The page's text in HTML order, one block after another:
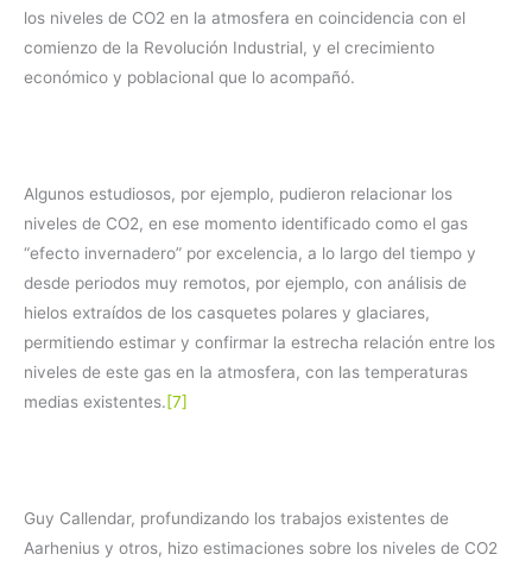
los niveles de CO2 en la atmosfera en coincidencia con el
comienzo de la Revolución Industrial, y el crecimiento
económico y poblacional que lo acompañó.
Algunos estudiosos, por ejemplo, pudieron relacionar los
niveles de CO2, en ese momento identificado como el gas
“efecto invernadero” por excelencia, a lo largo del tiempo y
desde periodos muy remotos, por ejemplo, con análisis de
hielos extraídos de los casquetes polares y glaciares,
permitiendo estimar y confirmar la estrecha relación entre los
niveles de este gas en la atmosfera, con las temperaturas
medias existentes.[7]
Guy Callendar, profundizando los trabajos existentes de
Aarhenius y otros, hizo estimaciones sobre los niveles de CO2